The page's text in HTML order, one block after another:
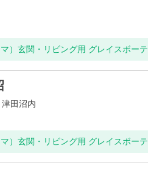
）玄関・リビング用 グレイスボーテ
田沼内
）玄関・リビング用 グレイスボーテ